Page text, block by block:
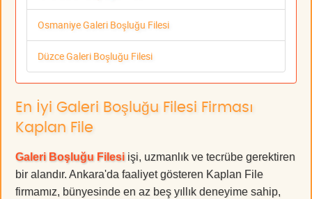
Osmaniye Galeri Boşluğu Filesi
Düzce Galeri Boşluğu Filesi
En İyi Galeri Boşluğu Filesi Firması
Kaplan File
Galeri Boşluğu Filesi işi, uzmanlık ve tecrübe gerektiren
bir alandır. Ankara'da faaliyet gösteren Kaplan File
firmamız, bünyesinde en az beş yıllık deneyime sahip,